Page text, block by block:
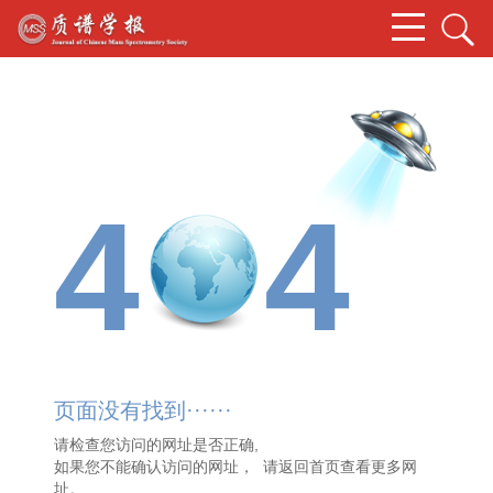
4 4
页面没有找到······
请检查您访问的网址是否正确,
如果您不能确认访问的网址， 请返回首页查看更多网
址。